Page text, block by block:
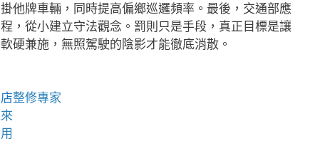
他牌車輛，同時提高偏鄉巡邏頻率。最後，交通部應
，從小建立守法觀念。罰則只是手段，真正目標是讓
硬兼施，無照駕駛的陰影才能徹底消散。
整修專家